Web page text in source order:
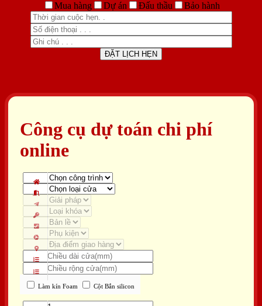
Mua hàng
Dự án Đấu thầu Bảo hành
Công cụ dự toán chi phí
online
Làm kín Foam Cột Bắn silicon